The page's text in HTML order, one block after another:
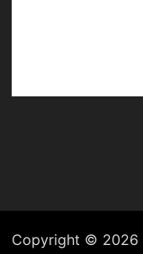
Copyright © 2026